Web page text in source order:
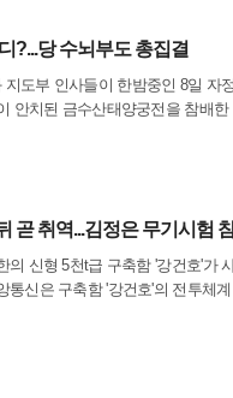
?...당 수뇌부도 총집결
도부 인사들이 한밤중인 8일 자
안치된 금수산태양궁전을 참배
0시에 금수산태양궁전을 찾았다.
곧 취역...김정은 무기시험
신형 5천t급 구축함 '강건호'가
신은 구축함 '강건호'의 전투체
포, 전자전 수단들을 비롯한 주